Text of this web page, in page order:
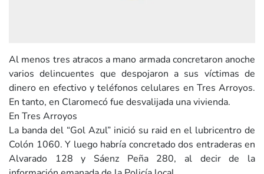
Al menos tres atracos a mano armada concretaron anoche
varios delincuentes que despojaron a sus víctimas de
dinero en efectivo y teléfonos celulares en Tres Arroyos.
En tanto, en Claromecó fue desvalijada una vivienda.
En Tres Arroyos
La banda del “Gol Azul” inició su raid en el lubricentro de
Colón 1060. Y luego habría concretado dos entraderas en
Alvarado 128 y Sáenz Peña 280, al decir de la